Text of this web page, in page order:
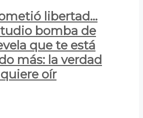
libertad…
bomba de
que te está
más: la verdad
oír